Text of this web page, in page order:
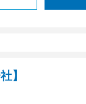
】